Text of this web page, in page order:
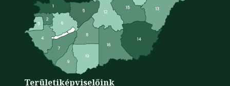
Területiképviselőink